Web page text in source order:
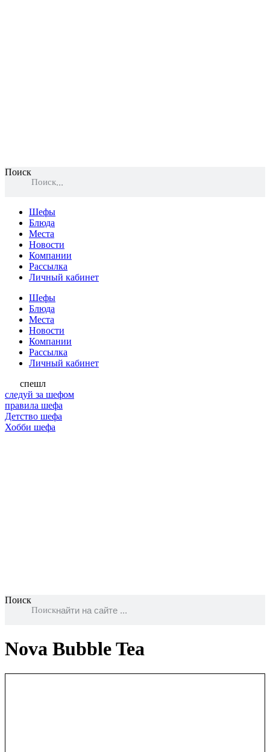
Поиск
Поиск
Шефы
Блюда
Места
Новости
Компании
Рассылка
Личный кабинет
Шефы
Блюда
Места
Новости
Компании
Рассылка
Личный кабинет
спешл
следуй за шефом
правила шефа
Детство шефа
Хобби шефа
Поиск
Поиск
Nova Bubble Tea